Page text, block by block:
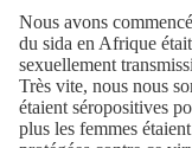
Nous avons
du sida en Afrique
sexuellement
Très vite, nous nous
étaient séropositives
plus les femmes